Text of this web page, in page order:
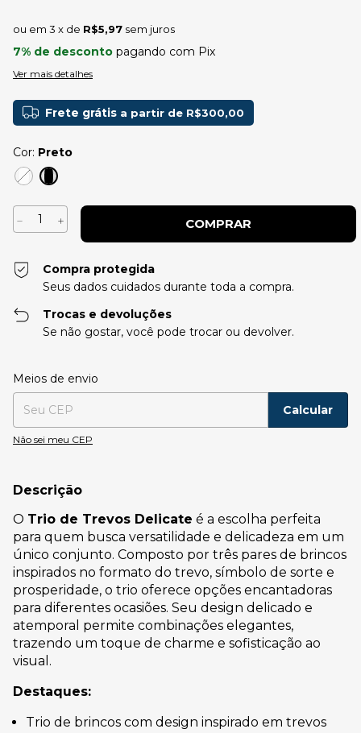
3 x de R$5,97 sem juros
7% de desconto pagando com Pix
Ver mais detalhes
Frete grátis a partir de R$300,00
Cor: Preto
Compra protegida
Seus dados cuidados durante toda a compra.
Trocas e devoluções
Se não gostar, você pode trocar ou devolver.
Entregas para o CEP:
Meios de envio
Calcular
Não sei meu CEP
Descrição
O Trio de Trevos Delicate é a escolha perfeita
para quem busca versatilidade e delicadeza em um
único conjunto. Composto por três pares de brincos
inspirados no formato do trevo, símbolo de sorte e
prosperidade, o trio oferece opções encantadoras
para diferentes ocasiões. Seu design delicado e
atemporal permite combinações elegantes,
trazendo um toque de charme e sofisticação ao
visual.
Destaques:
Trio de brincos com design inspirado em trevos